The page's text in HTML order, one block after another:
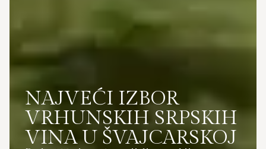
NAJVEĆI IZBOR
VRHUNSKIH SRPSKIH
VINA U ŠVAJCARSKOJ